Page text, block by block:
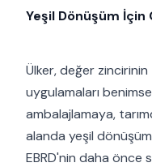
Yeşil Dönüşüm
Ülker, değer
uygulamaları
ambalajlamaya,
alanda yeşil
EBRD'nin daha önce